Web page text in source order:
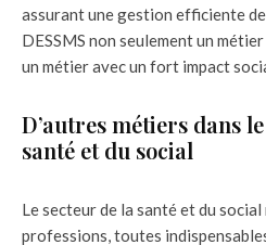
assurant une gestion efficiente
DESSMS non seulement un
un métier avec un fort impact
D’autres métiers dans
santé et du social
Le secteur de la santé et du
professions, toutes